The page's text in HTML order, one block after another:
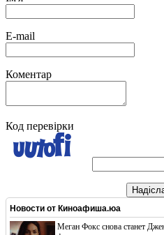
E-mail
Коментар
Код перевірки
Новости от Киноафиша.юа
Меган Фокс снова станет